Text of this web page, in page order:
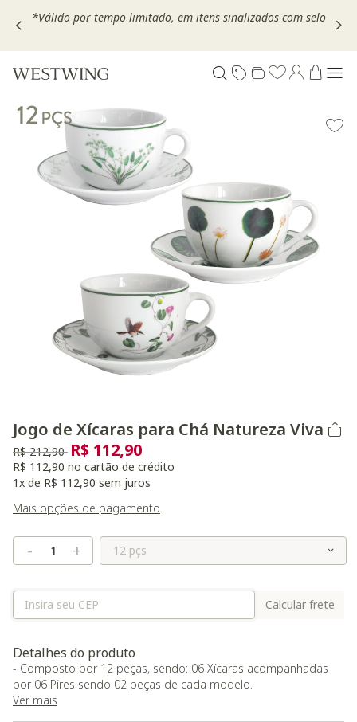
*Válido por tempo limitado, em itens sinalizados com selo
Jogo de Xícaras para Chá Natureza Viva
Preço reduzido de
R$ 212,90 para
R$ 112,90
R$ 112,90 no cartão de crédito
1x de R$ 112,90 sem juros
Mais opções de pagamento
- + Selecione o Tamanho
Calcular frete
Detalhes do produto
- Composto por 12 peças, sendo: 06 Xícaras acompanhadas
por 06 Pires sendo 02 peças de cada modelo.
Ver mais